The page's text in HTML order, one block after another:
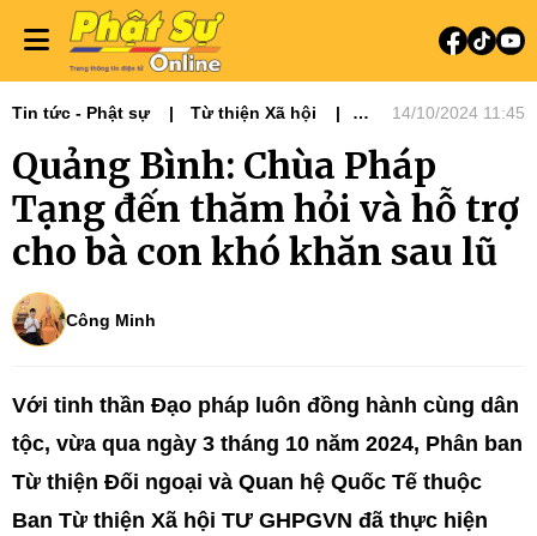
Tin tức - Phật sự
Từ thiện Xã hội
Ban Từ thiện Xã hội
14/10/2024 11:45
Quảng Bình: Chùa Pháp
Tạng đến thăm hỏi và hỗ trợ
cho bà con khó khăn sau lũ
Công Minh
Với tinh thần Đạo pháp luôn đồng hành cùng dân
tộc, vừa qua ngày 3 tháng 10 năm 2024, Phân ban
Từ thiện Đối ngoại và Quan hệ Quốc Tế thuộc
Ban Từ thiện Xã hội TƯ GHPGVN đã thực hiện